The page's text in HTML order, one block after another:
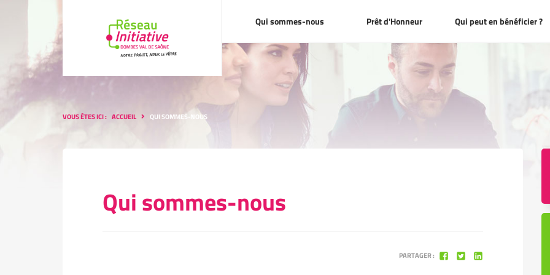
Qui sommes-nous Prêt d'Honneur Qui peut en bénéficier ?
Qui sommes-nous Prêt d'Honneur Qui peut en bénéficier ?
VOUS ÊTES ICI : ACCUEIL QUI SOMMES-NOUS
Qui sommes-nous
PARTAGER :